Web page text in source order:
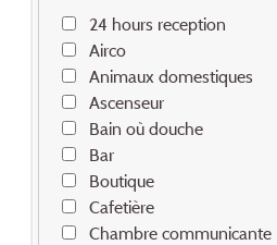
24 hours reception
Airco
Animaux domestiques
Ascenseur
Bain où douche
Bar
Boutique
Cafetière
Chambre communicante